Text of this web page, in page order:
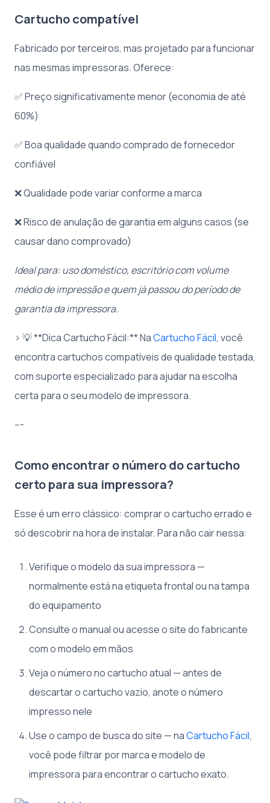
Cartucho compatível
Fabricado por terceiros, mas projetado para funcionar
nas mesmas impressoras. Oferece:
✅ Preço significativamente menor (economia de até
60%)
✅ Boa qualidade quando comprado de fornecedor
confiável
❌ Qualidade pode variar conforme a marca
❌ Risco de anulação de garantia em alguns casos (se
causar dano comprovado)
Ideal para: uso doméstico, escritório com volume
médio de impressão e quem já passou do período de
garantia da impressora.
> 💡 **Dica Cartucho Fácil:** NaCartucho Fácil, você
encontra cartuchos compatíveis de qualidade testada,
com suporte especializado para ajudar na escolha
certa para o seu modelo de impressora.
---
Como encontrar o número do cartucho
certo para sua impressora?
Esse é um erro clássico: comprar o cartucho errado e
só descobrir na hora de instalar. Para não cair nessa:
Verifique o modelo da sua impressora —
normalmente está na etiqueta frontal ou na tampa
do equipamento
Consulte o manual ou acesse o site do fabricante
com o modelo em mãos
Veja o número no cartucho atual — antes de
descartar o cartucho vazio, anote o número
impresso nele
Use o campo de busca do site — naCartucho Fácil,
você pode filtrar por marca e modelo de
impressora para encontrar o cartucho exato.